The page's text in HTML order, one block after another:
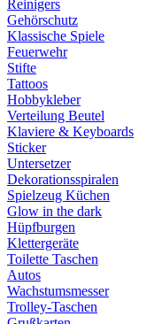
Reinigers
Gehörschutz
Klassische Spiele
Feuerwehr
Stifte
Tattoos
Hobbykleber
Verteilung Beutel
Klaviere & Keyboards
Sticker
Untersetzer
Dekorationsspiralen
Spielzeug Küchen
Glow in the dark
Hüpfburgen
Klettergeräte
Toilette Taschen
Autos
Wachstumsmesser
Trolley-Taschen